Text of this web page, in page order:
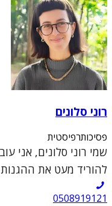
רוני סלונים
פסיכותרפיסטית
שמי רוני סלונים, אני
להוריד מעט את
0508919121